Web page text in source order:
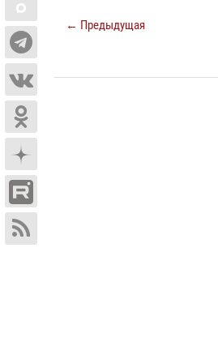
← Предыдущая